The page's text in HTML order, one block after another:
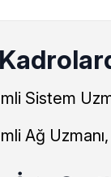
Sistem
Ağ Uzmanı,